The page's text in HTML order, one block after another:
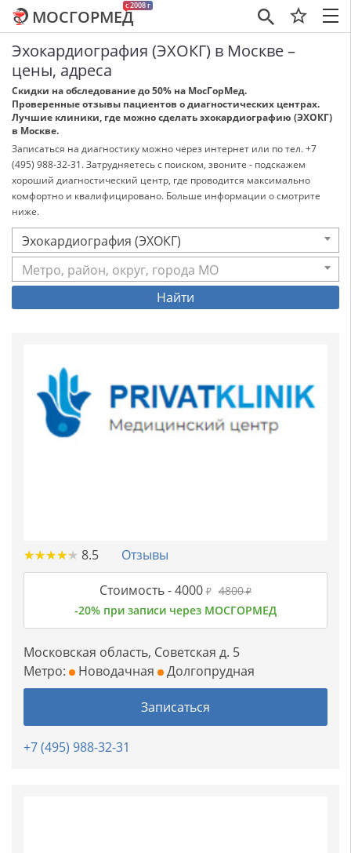
×
c 2008 г
МОСГОРМЕД
Эхокардиография (ЭХОКГ) в Москве –
цены, адреса
Скидки на обследование до 50% на МосГорМед.
Проверенные отзывы пациентов о диагностических центрах.
Лучшие клиники, где можно сделать эхокардиографию (ЭХОКГ)
в Москве.
Записаться на диагностику можно через интернет или по тел. +7
(495) 988-32-31. Затрудняетесь с поиском, звоните - подскажем
хороший диагностический центр, где проводится максимально
комфортно и квалифицировано. Больше информации о смотрите
ниже.
Эхокардиография (ЭХОКГ)
Метро, район, округ, города МО
Найти
★★★★★
★★★★★ 8.5 Отзывы
Стоимость -4000 ₽ 4800₽
-20% при записи через МОСГОРМЕД
Московская область, Советская д. 5
Метро:
Новодачная Долгопрудная
Записаться
+7 (495) 988-32-31